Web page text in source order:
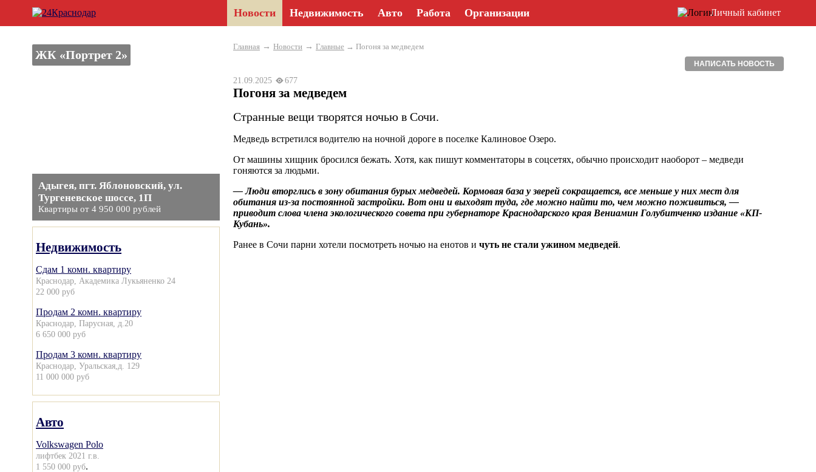
Новости Недвижимость Авто Работа Организации Личный кабинет
ЖК «Портрет 2»
Адыгея, пгт. Яблоновский, ул.
Тургеневское шоссе, 1П
Квартиры от 4 950 000 рублей
Недвижимость
Сдам 1 комн. квартиру
Краснодар, Академика Лукьяненко 24
22 000 руб
Продам 2 комн. квартиру
Краснодар, Парусная, д.20
6 650 000 руб
Продам 3 комн. квартиру
Краснодар, Уральская,д. 129
11 000 000 руб
Авто
Volkswagen Polo
лифтбек 2021 г.в.
1 550 000 руб.
Главная → Новости → Главные → Погоня за медведем
НАПИСАТЬ НОВОСТЬ
21.09.2025 677
Погоня за медведем
Странные вещи творятся ночью в Сочи.
Медведь встретился водителю на ночной дороге в поселке Калиновое Озеро.
От машины хищник бросился бежать. Хотя, как пишут комментаторы в соцсетях, обычно происходит наоборот – медведи
гоняются за людьми.
— Люди вторглись в зону обитания бурых медведей. Кормовая база у зверей сокращается, все меньше у них мест для
обитания из-за постоянной застройки. Вот они и выходят туда, где можно найти то, чем можно поживиться, —
приводит слова члена экологического совета при губернаторе Краснодарского края Вениамин Голубитченко издание «КП-
Кубань».
Ранее в Сочи парни хотели посмотреть ночью на енотов и чуть не стали ужином медведей.